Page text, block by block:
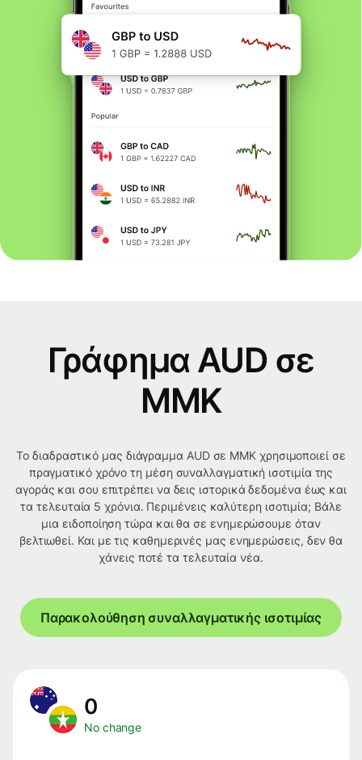
Γράφημα AUD σε
MMK
Το διαδραστικό μας διάγραμμα AUD σε MMK χρησιμοποιεί σε
πραγματικό χρόνο τη μέση συναλλαγματική ισοτιμία της
αγοράς και σου επιτρέπει να δεις ιστορικά δεδομένα έως και
τα τελευταία 5 χρόνια. Περιμένεις καλύτερη ισοτιμία; Βάλε
μια ειδοποίηση τώρα και θα σε ενημερώσουμε όταν
βελτιωθεί. Και με τις καθημερινές μας ενημερώσεις, δεν θα
χάνεις ποτέ τα τελευταία νέα.
Παρακολούθηση συναλλαγματικής ισοτιμίας
0
No change